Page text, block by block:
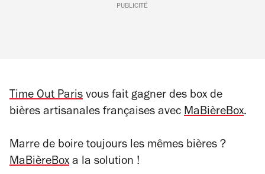
PUBLICITÉ
Time Out Paris vous fait gagner des box de
bières artisanales françaises avec MaBièreBox.
Marre de boire toujours les mêmes bières ?
MaBièreBoxa la solution !